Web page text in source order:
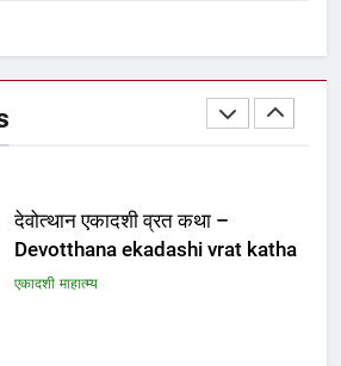
देवोत्थान एकादशी व्रत कथा –
Devotthana ekadashi vrat katha
एकादशी माहात्म्य